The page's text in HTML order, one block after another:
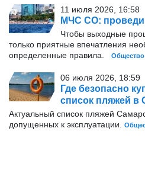
11 июля 2026, 16:58
МЧС СО:
Чтобы выходные
только приятные впечатления
определенные правила.
Общество
06 июля 2026, 18:59
Где безопасно
список пляжей в
Актуальный список пляжей
допущенных к эксплуатации.